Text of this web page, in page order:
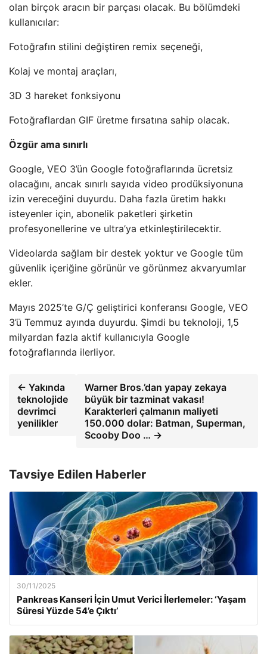
olan birçok aracın bir parçası olacak. Bu bölümdeki
kullanıcılar:
Fotoğrafın stilini değiştiren remix seçeneği,
Kolaj ve montaj araçları,
3D 3 hareket fonksiyonu
Fotoğraflardan GIF üretme fırsatına sahip olacak.
Özgür ama sınırlı
Google, VEO 3’ün Google fotoğraflarında ücretsiz
olacağını, ancak sınırlı sayıda video prodüksiyonuna
izin vereceğini duyurdu. Daha fazla üretim hakkı
isteyenler için, abonelik paketleri şirketin
profesyonellerine ve ultra’ya etkinleştirilecektir.
Videolarda sağlam bir destek yoktur ve Google tüm
güvenlik içeriğine görünür ve görünmez akvaryumlar
ekler.
Mayıs 2025’te G/Ç geliştirici konferansı Google, VEO
3’ü Temmuz ayında duyurdu. Şimdi bu teknoloji, 1,5
milyardan fazla aktif kullanıcıyla Google
fotoğraflarında ilerliyor.
← Yakında
teknolojide
devrimci
yenilikler
Warner Bros.’dan yapay zekaya
büyük bir tazminat vakası!
Karakterleri çalmanın maliyeti
150.000 dolar: Batman, Superman,
Scooby Doo … →
Tavsiye Edilen Haberler
30/11/2025
Pankreas Kanseri İçin Umut Verici İlerlemeler: ‘Yaşam
Süresi Yüzde 54’e Çıktı’